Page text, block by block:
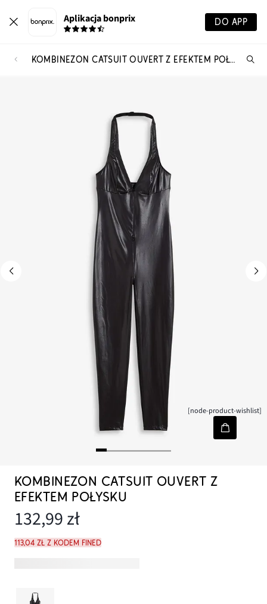
Aplikacja bonprix DO APP
KOMBINEZON CATSUIT OUVERT Z EFEKTEM POŁYSKU
[node-product-wishlist]
KOMBINEZON CATSUIT OUVERT Z
EFEKTEM POŁYSKU
132,99 zł
113,04 zł z kodem FINED